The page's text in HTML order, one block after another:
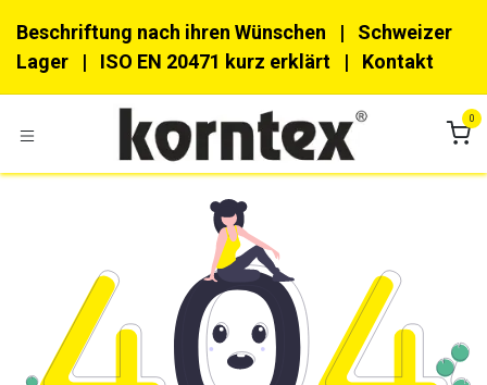
Beschriftung nach ihren Wünschen | Schweizer
Lager | ISO EN 20471 kurz erklärt | Kon​​takt
0